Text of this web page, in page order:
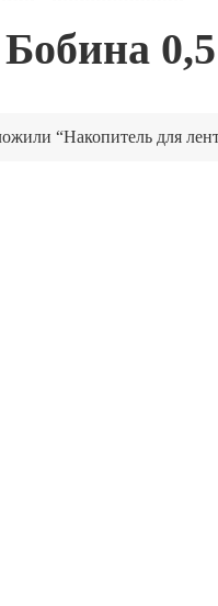
“Накопитель для